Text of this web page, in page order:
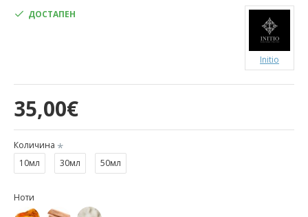
35,00€
ДОСТАПЕН
Initio
Количина
10мл
30мл 50мл
Ноти